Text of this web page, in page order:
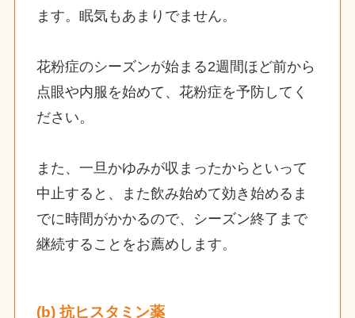
ます。眠気もあまりでません。
花粉症のシーズンが始まる2週間ほど前から
点眼や内服を始めて、花粉症を予防してく
ださい。
また、一旦かゆみが収まったからといって
中止すると、また飲み始めて効き始めるま
でに時間がかかるので、シーズン終了まで
継続することをお薦めします。
(b) 抗ヒスタミン薬